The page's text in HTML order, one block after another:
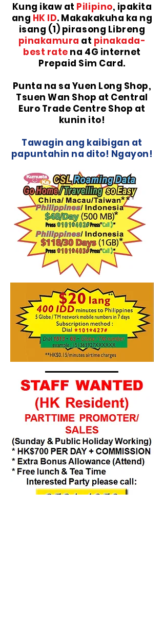
Kung ikaw at Pilipino, ipakita
ang HK ID. Makakakuha ka ng
isang (1) pirasong Libreng
pinakamura at pinakada-
best rate na 4G internet
Prepaid Sim Card.
Punta na sa Yuen Long Shop,
Tsuen Wan Shop at Central
Euro Trade Centre Shop at
kunin ito!
Tawagin ang kaibigan at
papuntahin na dito! Ngayon!